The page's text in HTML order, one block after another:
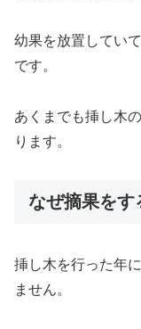
幼果を放置してい
です。
あくまでも挿し木の
ります。
なぜ摘果をす
挿し木を行った年
ません。